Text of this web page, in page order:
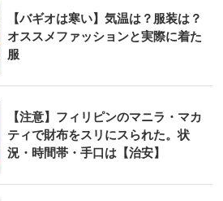
【バギオは寒い】気温は？服装は？
オススメファッションと実際に着た
服
【注意】フィリピンのマニラ・マカ
ティで財布をスリにスられた。状
況・時間帯・手口は【治安】